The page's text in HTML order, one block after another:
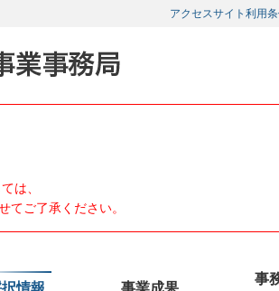
アクセスサイト利用
は、
てご了承ください。
事